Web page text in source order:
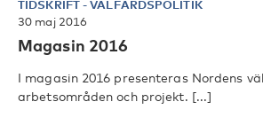
TIDSKRIFT-VÄLFÄRDSPOLITIK
30 maj 2016
Magasin 2016
I magasin 2016 presenteras Nordens
arbetsområden och projekt. [...]